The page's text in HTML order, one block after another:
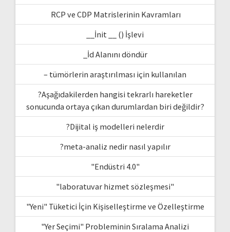
RCP ve CDP Matrislerinin Kavramları
__İnit __ () İşlevi
_İd Alanını döndür
– tümörlerin araştırılması için kullanılan
?Aşağıdakilerden hangisi tekrarlı hareketler
sonucunda ortaya çıkan durumlardan biri değildir?
?Dijital iş modelleri nelerdir
?meta-analiz nedir nasıl yapılır
"Endüstri 4.0"
"laboratuvar hizmet sözleşmesi"
"Yeni" Tüketici İçin Kişiselleştirme ve Özelleştirme
"Yer Seçimi" Probleminin Sıralama Analizi